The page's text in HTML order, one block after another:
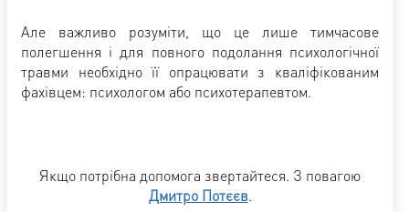
Але важливо розуміти, що це лише тимчасове
полегшення і для повного подолання психологічної
травми необхідно її опрацювати з кваліфікованим
фахівцем: психологом або психотерапевтом.
Якщо потрібна допомога звертайтеся. З повагою
Дмитро Потєєв.